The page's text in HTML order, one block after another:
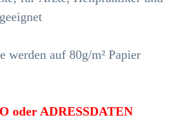
werden auf 80g/m² Papier
oder ADRESSDATEN